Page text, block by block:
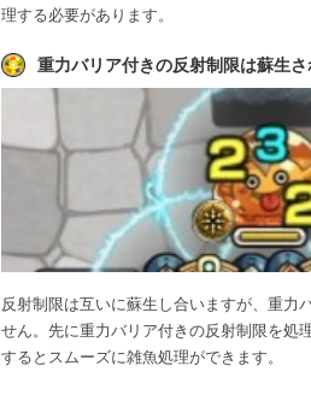
理する必要があります。
重力バリア付きの反射制限は蘇生
反射制限は互いに蘇生し合いますが、重力
せん。先に重力バリア付きの反射制限を処
するとスムーズに雑魚処理ができます。